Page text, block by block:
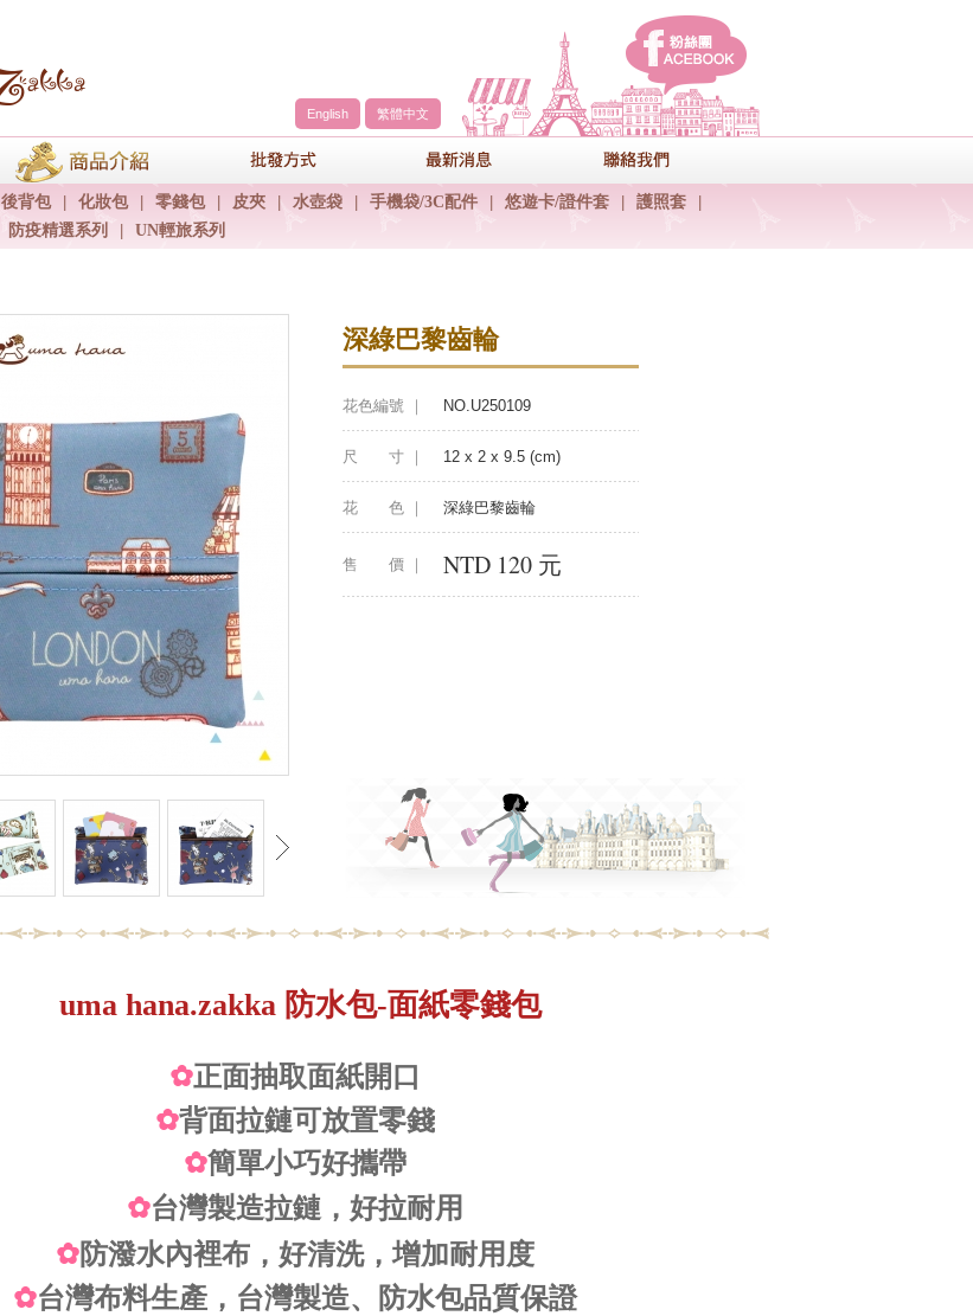
English 繁體中文
品牌故事
後背包 化妝包 零錢包 皮夾 水壺袋 手機袋/3C配件 悠遊卡/證件套 護照套
防疫精選系列 UN輕旅系列
包包批發方式
深綠巴黎齒輪
花色編號 ｜ NO.U250109
尺 寸 ｜ 12 x 2 x 9.5 (cm)
花 色 ｜ 深綠巴黎齒輪
售 價 ｜ NTD 120 元
uma hana.zakka 防水包-面紙零錢包
✿正面抽取面紙開口
✿背面拉鏈可放置零錢
✿簡單小巧好攜帶
✿台灣製造拉鏈，好拉耐用
✿防潑水內裡布，好清洗，增加耐用度
✿台灣布料生產，台灣製造、防水包品質保證